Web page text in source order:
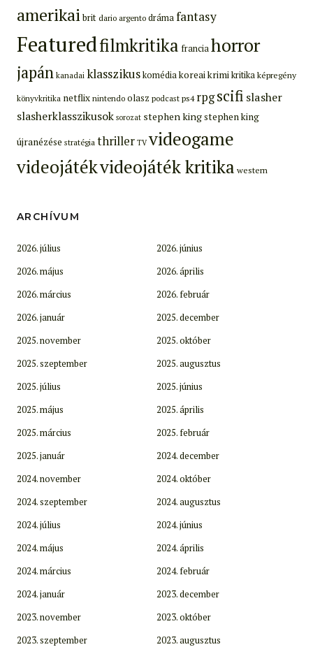
amerikaibrit dario argento drámafantasy
Featuredfilmkritika franciahorror
japán kanadai klasszikuskomédiakoreai krimi kritikaképregény
könyvkritika netflix nintendo olasz podcast ps4 rpgscifi slasher
slasherklasszikusok sorozat stephen kingstephen king
újranézése stratégia thriller TV videogame
videojátékvideojáték kritika western
ARCHÍVUM
2026. július
2026. június
2026. május
2026. április
2026. március
2026. február
2026. január
2025. december
2025. november
2025. október
2025. szeptember
2025. augusztus
2025. július
2025. június
2025. május
2025. április
2025. március
2025. február
2025. január
2024. december
2024. november
2024. október
2024. szeptember
2024. augusztus
2024. július
2024. június
2024. május
2024. április
2024. március
2024. február
2024. január
2023. december
2023. november
2023. október
2023. szeptember
2023. augusztus